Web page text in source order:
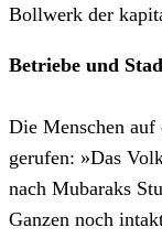
Bollwerk der
Betriebe und
Die Menschen
gerufen: »Das
nach Mubaraks
Ganzen noch